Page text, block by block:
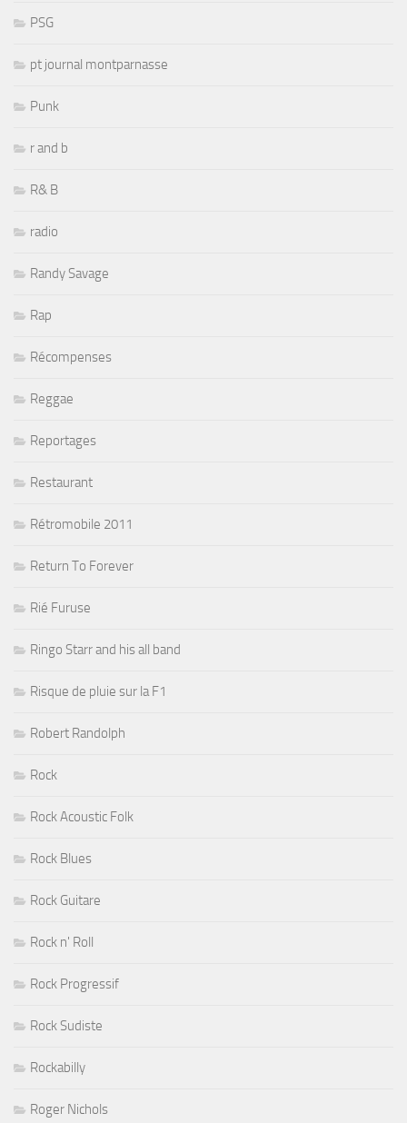
PSG
pt journal montparnasse
Punk
r and b
R& B
radio
Randy Savage
Rap
Récompenses
Reggae
Reportages
Restaurant
Rétromobile 2011
Return To Forever
Rié Furuse
Ringo Starr and his all band
Risque de pluie sur la F1
Robert Randolph
Rock
Rock Acoustic Folk
Rock Blues
Rock Guitare
Rock n' Roll
Rock Progressif
Rock Sudiste
Rockabilly
Roger Nichols